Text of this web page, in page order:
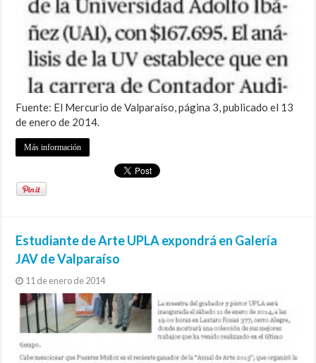
Fuente: El Mercurio de Valparaíso, página 3, publicado el 13
de enero de 2014.
Más información
Estudiante de Arte UPLA expondrá en Galería
JAV de Valparaíso
11 de enero de 2014